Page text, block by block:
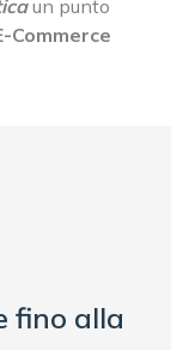
un punto
Commerce
fino alla